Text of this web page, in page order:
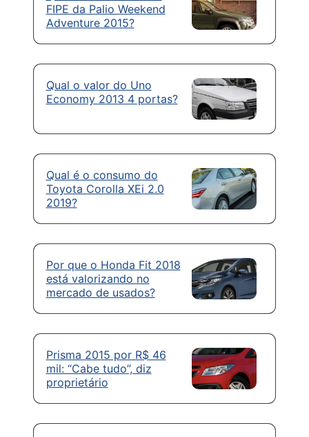
FIPE da Palio Weekend
Adventure 2015?
Qual o valor do Uno
Economy 2013 4 portas?
Qual é o consumo do
Toyota Corolla XEi 2.0
2019?
Por que o Honda Fit 2018
está valorizando no
mercado de usados?
Prisma 2015 por R$ 46
mil: “Cabe tudo”, diz
proprietário